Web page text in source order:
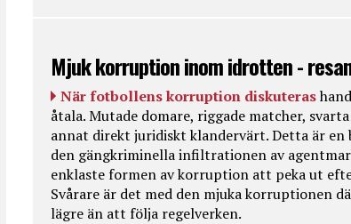
Mjuk korruption inom idrotten -
När fotbollens korruption diskuteras
åtala. Mutade domare, riggade matcher,
annat direkt juridiskt klandervärt. Detta är
den gängkriminella infiltrationen av
enklaste formen av korruption att peka ut
Svårare är det med den mjuka korruptionen
lägre än att följa regelverken.